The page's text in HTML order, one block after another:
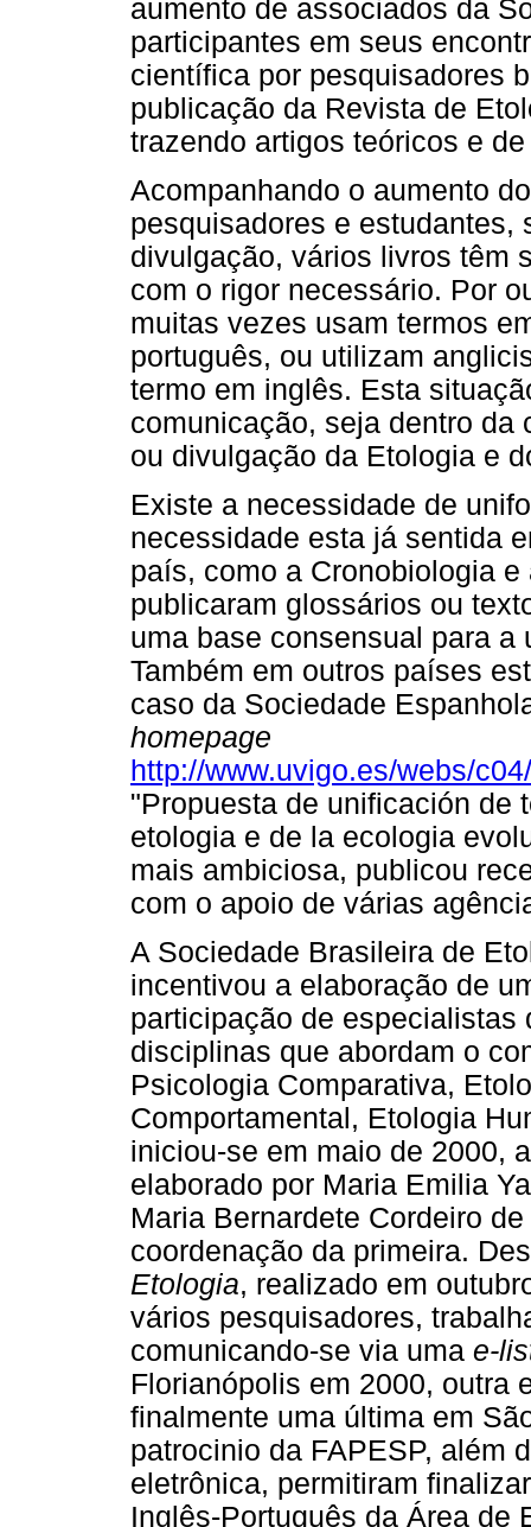
aumento de associados da
participantes em seus
científica por pesquisadores
publicação da Revista de
trazendo artigos teóricos e
Acompanhando o aumento
pesquisadores e estudantes,
divulgação, vários livros têm
com o rigor necessário. Por
muitas vezes usam termos
português, ou utilizam
termo em inglês. Esta
comunicação, seja dentro
ou divulgação da Etologia e
Existe a necessidade de
necessidade esta já sentida
país, como a Cronobiologia
publicaram glossários ou
uma base consensual para
Também em outros países
caso da Sociedade
homepage
http://www.uvigo.es/webs/
"Propuesta de unificación de
etologia e de la ecologia
mais ambiciosa, publicou
com o apoio de várias
A Sociedade Brasileira de
incentivou a elaboração de
participação de
disciplinas que abordam o
Psicologia Comparativa,
Comportamental, Etologia
iniciou-se em maio de 2000,
elaborado por Maria Emilia
Maria Bernardete Cordeiro
coordenação da primeira.
Etologia, realizado em
vários pesquisadores,
comunicando-se via uma e-
Florianópolis em 2000, outra
finalmente uma última em
patrocinio da FAPESP, além
eletrônica, permitiram
Inglês-Português da Área de